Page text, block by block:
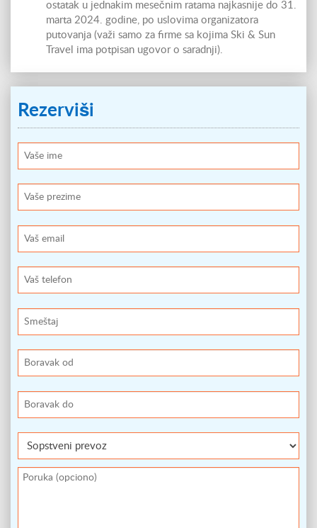
ostatak u jednakim mesečnim ratama najkasnije do 31.
marta 2024. godine, po uslovima organizatora
putovanja (važi samo za firme sa kojima Ski & Sun
Travel ima potpisan ugovor o saradnji).
Rezerviši